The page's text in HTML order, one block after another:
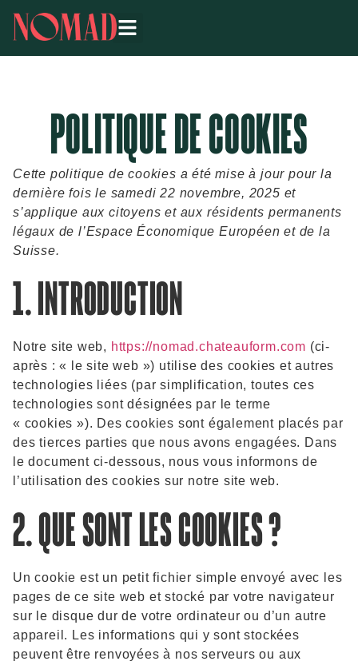
POLITIQUE DE COOKIES
Cette politique de cookies a été mise à jour pour la
dernière fois le samedi 22 novembre, 2025 et
s’applique aux citoyens et aux résidents permanents
légaux de l’Espace Économique Européen et de la
Suisse.
1. INTRODUCTION
Notre site web, https://nomad.chateauform.com (ci-
après : « le site web ») utilise des cookies et autres
technologies liées (par simplification, toutes ces
technologies sont désignées par le terme
« cookies »). Des cookies sont également placés par
des tierces parties que nous avons engagées. Dans
le document ci-dessous, nous vous informons de
l’utilisation des cookies sur notre site web.
2. QUE SONT LES COOKIES ?
Un cookie est un petit fichier simple envoyé avec les
pages de ce site web et stocké par votre navigateur
sur le disque dur de votre ordinateur ou d’un autre
appareil. Les informations qui y sont stockées
peuvent être renvoyées à nos serveurs ou aux